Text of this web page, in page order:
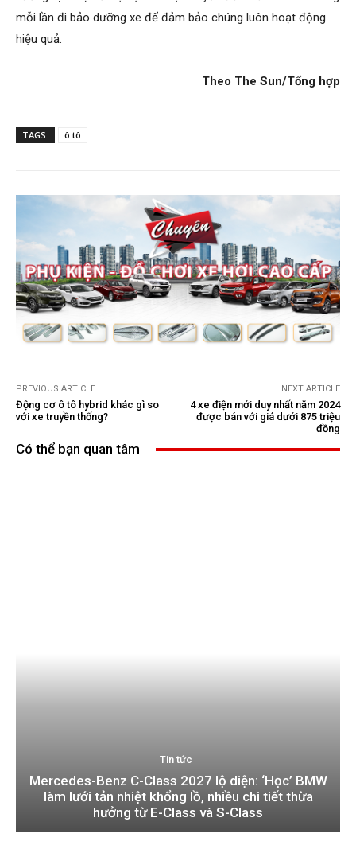
mỗi lần đi bảo dưỡng xe để đảm bảo chúng luôn hoạt động
hiệu quả.
Theo The Sun/Tổng hợp
TAGS: ô tô
PREVIOUS ARTICLE
Động cơ ô tô hybrid khác gì so
với xe truyền thống?
NEXT ARTICLE
4 xe điện mới duy nhất năm 2024
được bán với giá dưới 875 triệu
đồng
Có thể bạn quan tâm
Tin tức
Mercedes-Benz C-Class 2027 lộ diện: ‘Học’ BMW
làm lưới tản nhiệt khổng lồ, nhiều chi tiết thừa
hưởng từ E-Class và S-Class